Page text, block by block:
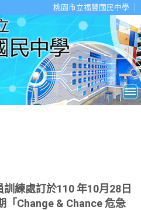
桃園市立福豐國民中學
練處訂於110 年10月28日
「Change & Chance 危急